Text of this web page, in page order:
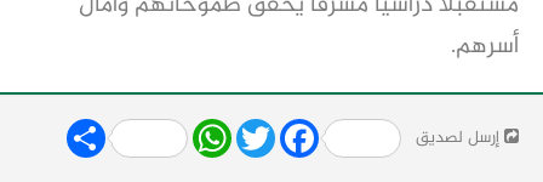
أسرهم.
إرسل لصديق Share WhatsApp
Twitter Facebook